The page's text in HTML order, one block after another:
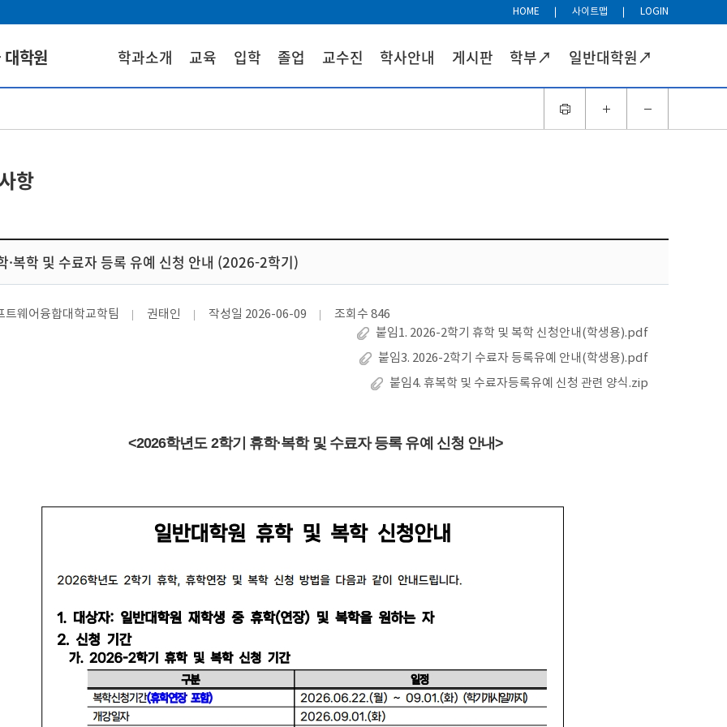
HOME 사이트맵 LOGIN
학원 학과소개 교육 입학 졸업 교수진 학사안내 게시판 학부↗ 일반대학원↗
항
·복학 및 수료자 등록 유예 신청 안내 (2026-2학기)
트웨어융합대학교학팀 권태인 작성일 2026-06-09 조회수 846
붙임1. 2026-2학기 휴학 및 복학 신청안내(학생용).pdf
붙임3. 2026-2학기 수료자 등록유예 안내(학생용).pdf
붙임4. 휴복학 및 수료자등록유예 신청 관련 양식.zip
<2026학년도 2학기 휴학·복학 및 수료자 등록 유예 신청 안내>